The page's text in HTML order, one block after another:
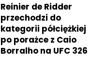
Reinier de Ridder
przechodzi do
kategorii półciężkiej
po porażce z Caio
Borralho na UFC 326